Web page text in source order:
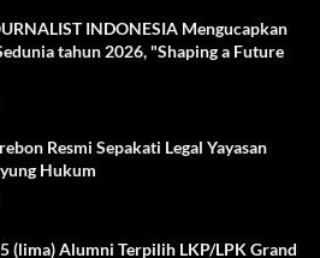
INDONESIA Mengucapkan
tahun 2026, "Shaping a Future
Resmi Sepakati Legal Yayasan
Hukum
(lima) Alumni Terpilih LKP/LPK Grand